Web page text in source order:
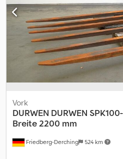
Friedberg-Derching 524 km
Vork
DURWEN DURWEN
Breite 2200 mm